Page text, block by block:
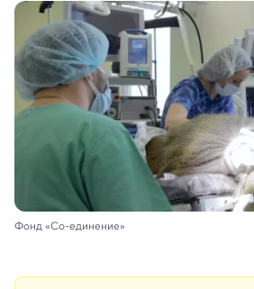
Фонд «Со-единение»